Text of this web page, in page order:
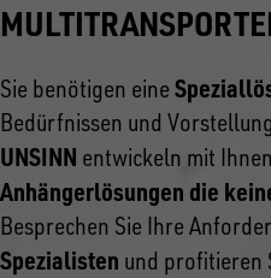
Sie benötigen eine
Bedürfnissen und
UNSINN entwickeln mit
Anhängerlösungen die
Besprechen Sie Ihre
Spezialisten und profitieren